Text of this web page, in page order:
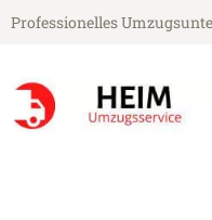
Professionelles